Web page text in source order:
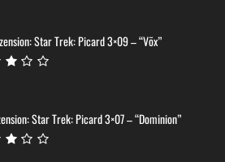
Star Trek: Picard 3×09 – “Võx”
Star Trek: Picard 3×07 – “Dominion”